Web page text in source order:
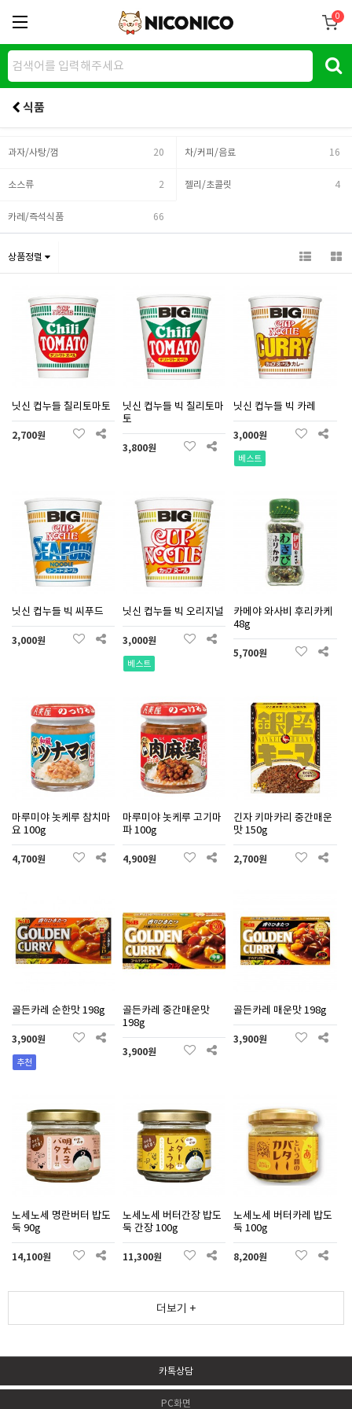
0
식품
과자/사탕/껌 20 차/커피/음료 16
소스류 2 젤리/초콜릿 4
카레/즉석식품 66
상품정렬
닛신 컵누들 칠리토마토
2,700원
닛신 컵누들 빅 칠리토마
토
3,800원
닛신 컵누들 빅 카레
3,000원
베스트
닛신 컵누들 빅 씨푸드
3,000원
닛신 컵누들 빅 오리지널
3,000원
베스트
카메야 와사비 후리카케
48g
5,700원
마루미야 놋케루 참치마
요 100g
4,700원
마루미야 놋케루 고기마
파 100g
4,900원
긴자 키마카리 중간매운
맛 150g
2,700원
골든카레 순한맛 198g
3,900원
추천
골든카레 중간매운맛
198g
3,900원
골든카레 매운맛 198g
3,900원
노세노세 명란버터 밥도
둑 90g
14,100원
노세노세 버터간장 밥도
둑 간장 100g
11,300원
노세노세 버터카레 밥도
둑 100g
8,200원
더보기 +
카톡상담
PC화면